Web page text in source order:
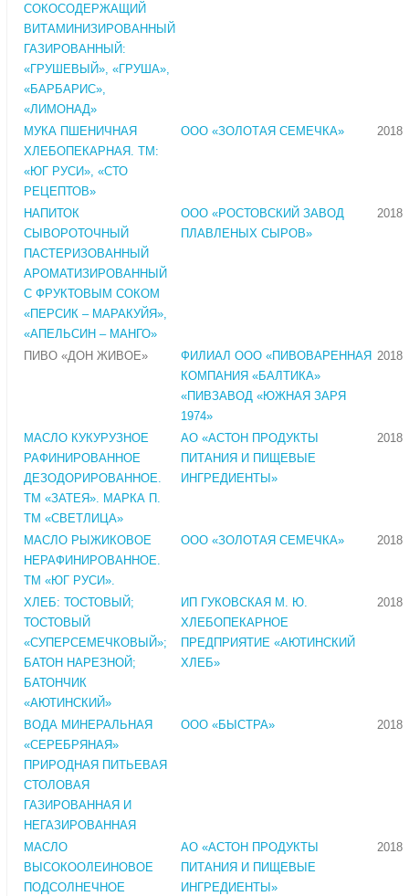
СОКОСОДЕРЖАЩИЙ
ВИТАМИНИЗИРОВАННЫЙ
ГАЗИРОВАННЫЙ:
«ГРУШЕВЫЙ», «ГРУША»,
«БАРБАРИС»,
«ЛИМОНАД»
МУКА ПШЕНИЧНАЯ
ХЛЕБОПЕКАРНАЯ. ТМ:
«ЮГ РУСИ», «СТО
РЕЦЕПТОВ»
ООО «ЗОЛОТАЯ СЕМЕЧКА» 2018
НАПИТОК
СЫВОРОТОЧНЫЙ
ПАСТЕРИЗОВАННЫЙ
АРОМАТИЗИРОВАННЫЙ
С ФРУКТОВЫМ СОКОМ
«ПЕРСИК – МАРАКУЙЯ»,
«АПЕЛЬСИН – МАНГО»
ООО «РОСТОВСКИЙ ЗАВОД
ПЛАВЛЕНЫХ СЫРОВ»
2018
ПИВО «ДОН ЖИВОЕ»
ФИЛИАЛ ООО «ПИВОВАРЕННАЯ
КОМПАНИЯ «БАЛТИКА»
«ПИВЗАВОД «ЮЖНАЯ ЗАРЯ
1974»
2018
МАСЛО КУКУРУЗНОЕ
РАФИНИРОВАННОЕ
ДЕЗОДОРИРОВАННОЕ.
ТМ «ЗАТЕЯ». МАРКА П.
ТМ «СВЕТЛИЦА»
АО «АСТОН ПРОДУКТЫ
ПИТАНИЯ И ПИЩЕВЫЕ
ИНГРЕДИЕНТЫ»
2018
МАСЛО РЫЖИКОВОЕ
НЕРАФИНИРОВАННОЕ.
ТМ «ЮГ РУСИ».
ООО «ЗОЛОТАЯ СЕМЕЧКА» 2018
ХЛЕБ: ТОСТОВЫЙ;
ТОСТОВЫЙ
«СУПЕРСЕМЕЧКОВЫЙ»;
БАТОН НАРЕЗНОЙ;
БАТОНЧИК
«АЮТИНСКИЙ»
ИП ГУКОВСКАЯ М. Ю.
ХЛЕБОПЕКАРНОЕ
ПРЕДПРИЯТИЕ «АЮТИНСКИЙ
ХЛЕБ»
2018
ВОДА МИНЕРАЛЬНАЯ
«СЕРЕБРЯНАЯ»
ПРИРОДНАЯ ПИТЬЕВАЯ
СТОЛОВАЯ
ГАЗИРОВАННАЯ И
НЕГАЗИРОВАННАЯ
ООО «БЫСТРА» 2018
МАСЛО
ВЫСОКООЛЕИНОВОЕ
ПОДСОЛНЕЧНОЕ
АО «АСТОН ПРОДУКТЫ
ПИТАНИЯ И ПИЩЕВЫЕ
ИНГРЕДИЕНТЫ»
2018